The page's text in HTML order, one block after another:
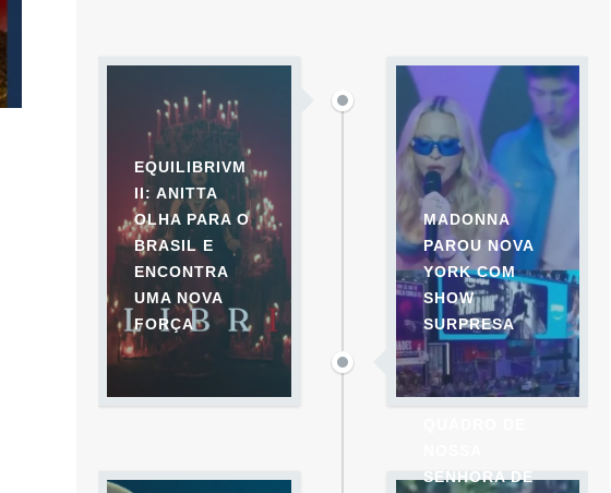
EQUILIBRIVM
II: ANITTA
OLHA PARA O
BRASIL E
ENCONTRA
UMA NOVA
FORÇA
MADONNA
PAROU NOVA
YORK COM
SHOW
SURPRESA
SENHORA DE